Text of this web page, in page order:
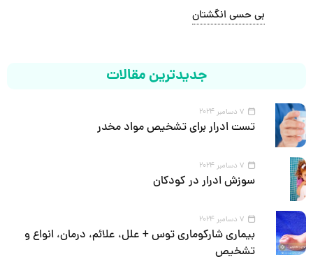
بی حسی انگشتان
جدیدترین مقالات
7 دسامبر 2024
تست ادرار برای تشخیص مواد مخدر
7 دسامبر 2024
سوزش ادرار در کودکان
7 دسامبر 2024
بیماری شارکوماری توس + علل، علائم، درمان، انواع و
تشخیص